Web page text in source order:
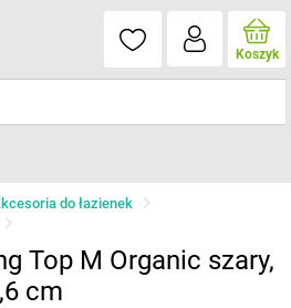
Koszyk
do łazienek
Top M Organic szary,
cm